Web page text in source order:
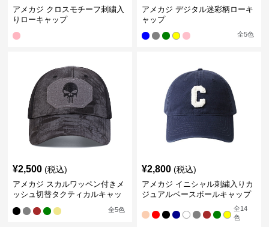
アメカジ クロスモチーフ刺繍入
りローキャップ
アメカジ デジタル迷彩柄ローキ
ャップ
全5色
¥2,500 (税込)
アメカジ スカルワッペン付きメ
ッシュ切替タクティカルキャッ
全5色
¥2,800 (税込)
アメカジ イニシャル刺繍入りカ
ジュアルベースボールキャップ
全14
色